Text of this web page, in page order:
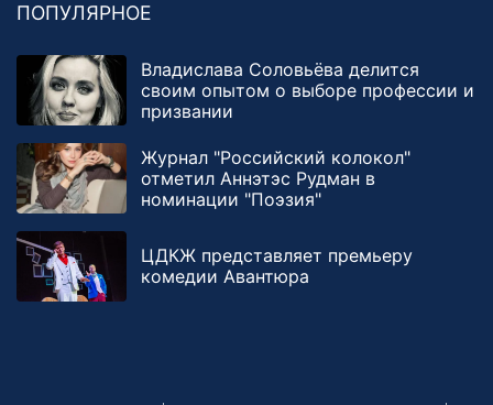
ПОПУЛЯРНОЕ
Владислава Соловьёва делится
своим опытом о выборе профессии и
призвании
Журнал "Российский колокол"
отметил Аннэтэс Рудман в
номинации "Поэзия"
ЦДКЖ представляет премьеру
комедии Авантюра